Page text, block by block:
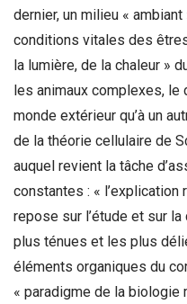
dernier, un milieu «
conditions vitales des
la lumière, de la chaleur »
les animaux complexes,
monde extérieur qu’à un
de la théorie cellulaire de
auquel revient la tâche
constantes : «
repose sur l’étude et sur
plus ténues et les plus
éléments organiques du
« paradigme de la biologie